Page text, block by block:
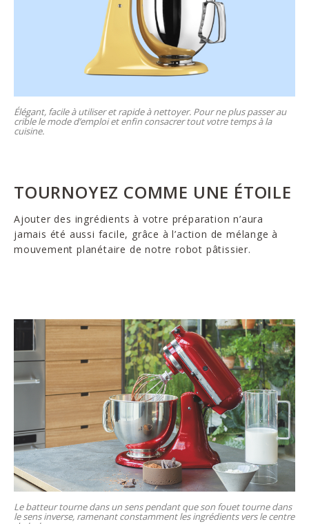
Élégant, facile à utiliser et rapide à nettoyer. Pour ne plus passer au
crible le mode d’emploi et enfin consacrer tout votre temps à la
cuisine.
TOURNOYEZ COMME UNE ÉTOILE
Ajouter des ingrédients à votre préparation n’aura
jamais été aussi facile, grâce à l’action de mélange à
mouvement planétaire de notre robot pâtissier.
Le batteur tourne dans un sens pendant que son fouet tourne dans
le sens inverse, ramenant constamment les ingrédients vers le centre